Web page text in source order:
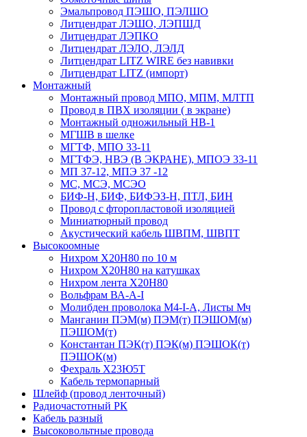
Эмальпровод ПЭШО, ПЭЛШО
Литцендрат ЛЭШО, ЛЭПШД
Литцендрат ЛЭПКО
Литцендрат ЛЭЛО, ЛЭЛД
Литцендрат LITZ WIRE без навивки
Литцендрат LITZ (импорт)
Монтажный
Монтажный провод МПО, МПМ, МЛТП
Провод в ПВХ изоляции ( в экране)
Монтажный одножильный HB-1
МГШВ в шелке
МГТФ, МПО 33-11
МГТФЭ, НВЭ (В ЭКРАНЕ), МПОЭ 33-11
МП 37-12, МПЭ 37 -12
МС, МСЭ, МСЭО
БИФ-Н, БИФ, БИФЭЗ-Н, ПТЛ, БИН
Провод с фторопластовой изоляцией
Миниатюрный провод
Акустический кабель ШВПМ, ШВПТ
Высокоомные
Нихром Х20Н80 по 10 м
Нихром Х20Н80 на катушках
Нихром лента Х20Н80
Вольфрам ВА-А-I
Молибден проволока М4-I-А, Листы Мч
Манганин ПЭМ(м) ПЭМ(т) ПЭШОМ(м)
ПЭШОМ(т)
Константан ПЭК(т) ПЭК(м) ПЭШОК(т)
ПЭШОК(м)
Фехраль Х23Ю5Т
Кабель термопарный
Шлейф (провод ленточный)
Радиочастотный РК
Кабель разный
Высоковольтные провода